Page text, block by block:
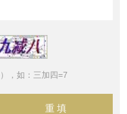
，如：三加四=7